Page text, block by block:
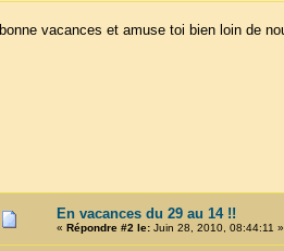
bonne vacances et amuse toi bien loin de
En vacances du 29 au 14 !!
« Répondre #2 le:Juin 28, 2010, 08:44:11 »